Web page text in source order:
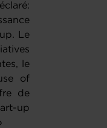
Le
le
of
de
up